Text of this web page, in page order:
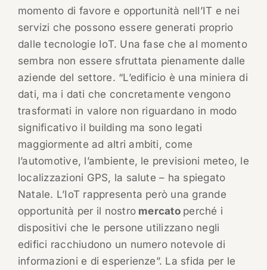
momento di favore e opportunità nell’IT e nei
servizi che possono essere generati proprio
dalle tecnologie IoT. Una fase che al momento
sembra non essere sfruttata pienamente dalle
aziende del settore. “L’edificio è una miniera di
dati, ma i dati che concretamente vengono
trasformati in valore non riguardano in modo
significativo il building ma sono legati
maggiormente ad altri ambiti, come
l’automotive, l’ambiente, le previsioni meteo, le
localizzazioni GPS, la salute – ha spiegato
Natale. L’IoT rappresenta però una grande
opportunità per il nostro mercato perché i
dispositivi che le persone utilizzano negli
edifici racchiudono un numero notevole di
informazioni e di esperienze”. La sfida per le